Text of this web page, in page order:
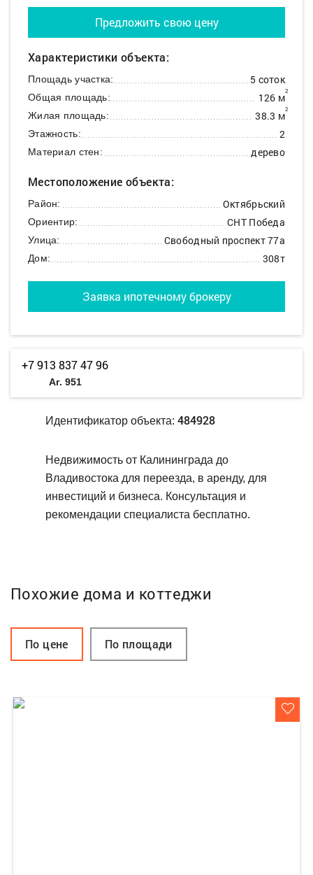
Предложить свою цену
Характеристики объекта:
Площадь участка: 5 соток
Общая площадь: 126 м2
Жилая площадь: 38.3 м2
Этажность: 2
Материал стен: дерево
Местоположение объекта:
Район: Октябрьский
Ориентир: СНТ Победа
Улица: Свободный проспект 77а
Дом: 308т
Заявка ипотечному брокеру
+7 913 837 47 96
Аг. 951
Идентификатор объекта: 484928
Недвижимость от Калининграда до
Владивостока для переезда, в аренду, для
инвестиций и бизнеса. Консультация и
рекомендации специалиста бесплатно.
Похожие дома и коттеджи
По цене По площади